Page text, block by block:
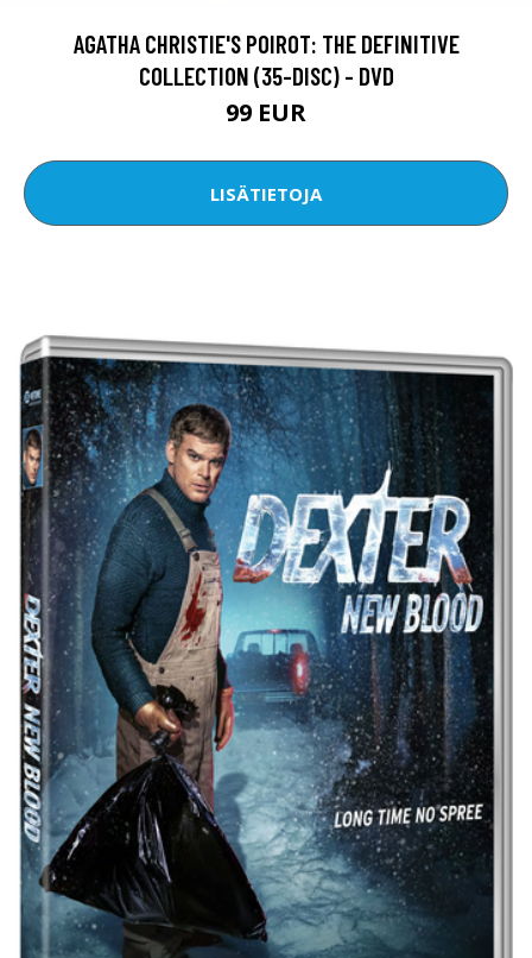
AGATHA CHRISTIE'S POIROT: THE DEFINITIVE
COLLECTION (35-DISC) - DVD
99 EUR
LISÄTIETOJA